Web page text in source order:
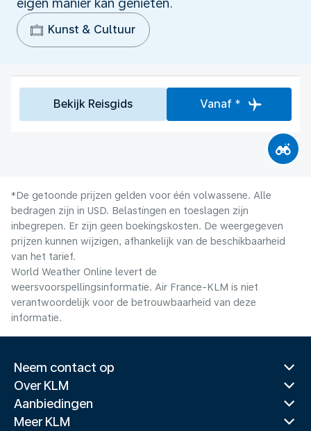
eigen manier kan genieten.
Kunst & Cultuur
Bekijk Reisgids Vanaf *
*De getoonde prijzen gelden voor één volwassene. Alle
bedragen zijn in USD. Belastingen en toeslagen zijn
inbegrepen. Er zijn geen boekingskosten. De weergegeven
prijzen kunnen wijzigen, afhankelijk van de beschikbaarheid
van het tarief.
World Weather Online levert de
weersvoorspellingsinformatie. Air France-KLM is niet
verantwoordelijk voor de betrouwbaarheid van deze
informatie.
Neem contact op
Over KLM
Aanbiedingen
Meer KLM